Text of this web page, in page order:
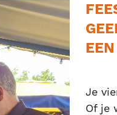
Je
Of je